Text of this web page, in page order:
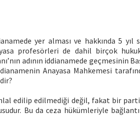
yer alması ve hakkında 5 yıl
profesörleri de dahil birçok
adının iddianamede geçmesinin
Anayasa Mahkemesi
edilip edilmediği değil, fakat bir
Bu da ceza hükümleriyle